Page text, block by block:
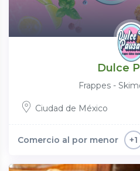
Dulce
Frappes -
Ciudad de México
Comercio al por menor +1